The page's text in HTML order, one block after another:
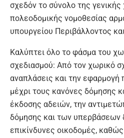
σχεδόν το σύνολο της γενικής
πολεοδομικής νομοθεσίας
υπουργείου Περιβάλλοντος
Καλύπτει όλο το φάσμα του
σχεδιασμού: Από τον χωρικό
αναπλάσεις και την
μέχρι τους κανόνες δόμησης
έκδοσης αδειών, την
δόμησης και των υπερβάσεων
επικίνδυνες οικοδομές,